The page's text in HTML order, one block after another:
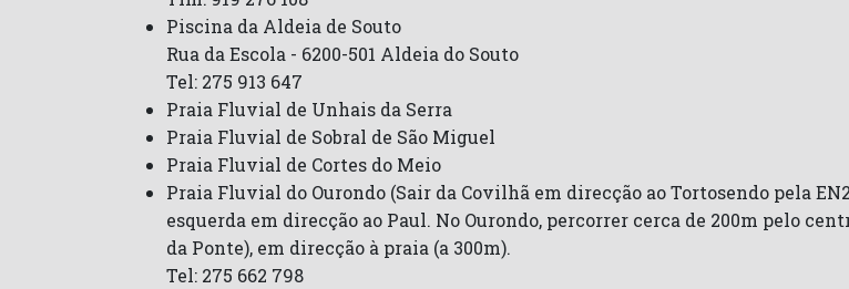
Piscina da Aldeia de Souto
Rua da Escola - 6200-501 Aldeia do Souto
Tel: 275 913 647
Praia Fluvial de Unhais da Serra
Praia Fluvial de Sobral de São Miguel
Praia Fluvial de Cortes do Meio
Praia Fluvial do Ourondo (Sair da Covilhã em direcção ao Tortosendo pela
esquerda em direcção ao Paul. No Ourondo, percorrer cerca de 200m pelo
da Ponte), em direcção à praia (a 300m).
Tel: 275 662 798